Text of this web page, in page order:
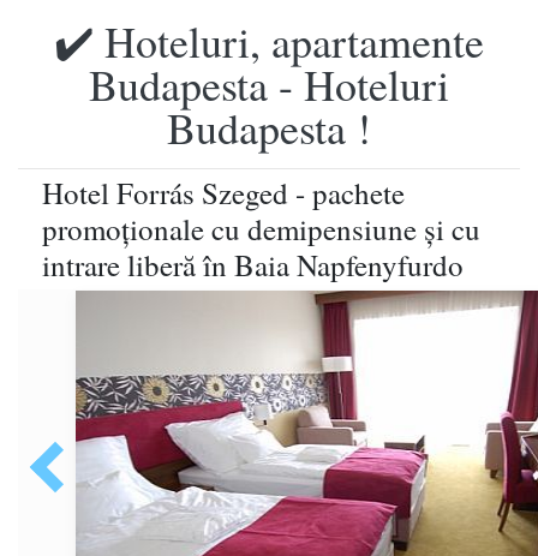
✔️ Hoteluri, apartamente
Budapesta - Hoteluri
Budapesta !
Hotel Forrás Szeged - pachete
promoţionale cu demipensiune şi cu
intrare liberă în Baia Napfenyfurdo